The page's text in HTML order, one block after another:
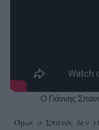
Ο Γιάννης
Όμως ο Σπανός δεν